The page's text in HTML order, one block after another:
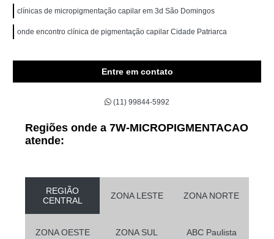
clínicas de micropigmentação capilar em 3d São Domingos
onde encontro clínica de pigmentação capilar Cidade Patriarca
Entre em contato
(11) 99844-5992
Regiões onde a 7W-MICROPIGMENTACAO
atende:
REGIÃO
CENTRAL
ZONA LESTE ZONA NORTE
ZONA OESTE ZONA SUL ABC Paulista